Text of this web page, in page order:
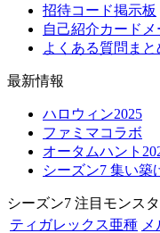
招待コード掲示板
自己紹介カードメ
よくある質問まと
最新情報
ハロウィン2025
ファミマコラボ
オータムハント
シーズン7 集い築
シーズン7 注目モンス
ティガレックス亜種